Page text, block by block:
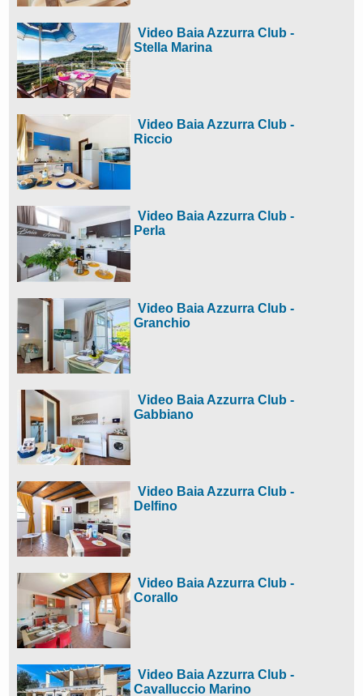
Video Baia Azzurra Club -
Stella Marina
Video Baia Azzurra Club -
Riccio
Video Baia Azzurra Club -
Perla
Video Baia Azzurra Club -
Granchio
Video Baia Azzurra Club -
Gabbiano
Video Baia Azzurra Club -
Delfino
Video Baia Azzurra Club -
Corallo
Video Baia Azzurra Club -
Cavalluccio Marino